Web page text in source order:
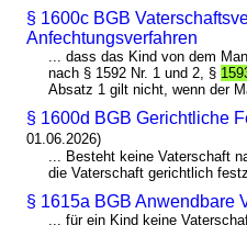
§ 1600c BGB
Anfechtungsverfahren
... dass das Kind von dem
nach § 1592 Nr. 1 und 2, §
Absatz 1 gilt nicht, wenn der
§ 1600d BGB Gerichtliche
01.06.2026)
... Besteht keine Vaterschaft
die Vaterschaft gerichtlich
§ 1615a BGB Anwendbare
... für ein Kind keine